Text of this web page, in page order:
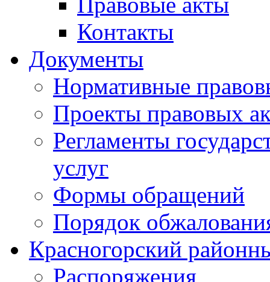
Контакты
Документы
Нормативные
Проекты правовых
Регламенты
услуг
Формы обращений
Порядок
Красногорский
Распоряжения